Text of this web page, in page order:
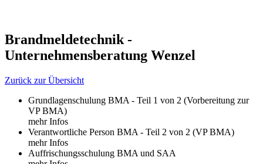
Brandmeldetechnik -
Unternehmensberatung Wenzel
Zurück zur Übersicht
Grundlagenschulung BMA - Teil 1 von 2 (Vorbereitung zur
VP BMA)
mehr Infos
Verantwortliche Person BMA - Teil 2 von 2 (VP BMA)
mehr Infos
Auffrischungsschulung BMA und SAA